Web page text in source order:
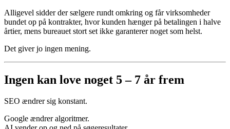
Alligevel sidder der sælgere rundt omkring og får virksomheder
bundet op på kontrakter, hvor kunden hænger på betalingen i halve
årtier, mens bureauet stort set ikke garanterer noget som helst.
Det giver jo ingen mening.
Ingen kan love noget 5 – 7 år frem
SEO ændrer sig konstant.
Google ændrer algoritmer.